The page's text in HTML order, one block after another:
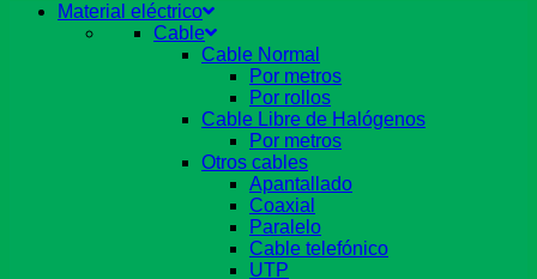
Material eléctrico
Cable
Cable Normal
Por metros
Por rollos
Cable Libre de Halógenos
Por metros
Otros cables
Apantallado
Coaxial
Paralelo
Cable telefónico
UTP